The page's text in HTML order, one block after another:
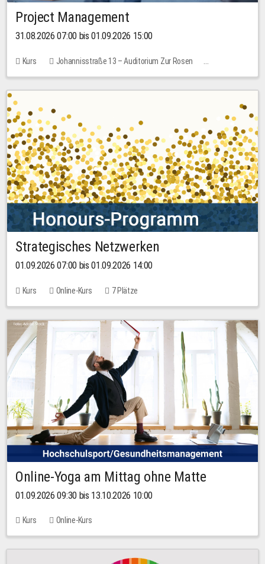
Project Management
31.08.2026 07:00 bis 01.09.2026 15:00
Kurs
Johannisstraße 13 – Auditorium Zur Rosen
Keine freien Plätze
30,00 EUR
Strategisches Netzwerken
01.09.2026 07:00 bis 01.09.2026 14:00
Kurs Online-Kurs 7 Plätze
Online-Yoga am Mittag ohne Matte
01.09.2026 09:30 bis 13.10.2026 10:00
Kurs Online-Kurs